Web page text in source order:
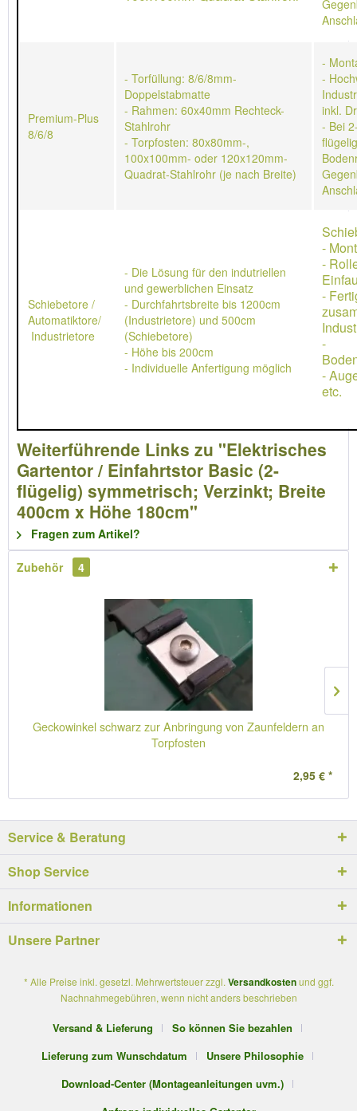
Premium-Plus
8/6/8
- Torfüllung: 8/6/8mm-
Doppelstabmatte
- Rahmen: 60x40mm Rechteck-
Stahlrohr
- Torpfosten: 80x80mm-,
100x100mm- oder 120x120mm-
Quadrat-Stahlrohr (je nach Breite)
-
-
inkl.
- Bei
Schiebetore /
Automatiktore/
Industrietore
- Die Lösung für den indutriellen
und gewerblichen Einsatz
- Durchfahrtsbreite bis 1200cm
(Industrietore) und 500cm
(Schiebetore)
- Höhe bis 200cm
- Individuelle Anfertigung möglich
-
-
-
-
-
etc.
Weiterführende Links zu "Elektrisches
Gartentor / Einfahrtstor Basic (2-
flügelig) symmetrisch; Verzinkt; Breite
400cm x Höhe 180cm"
Fragen zum Artikel?
Zubehör 4
Geckowinkel schwarz zur Anbringung von Zaunfeldern an
Torpfosten
2,95 € *
Service & Beratung
Shop Service
Informationen
Unsere Partner
* Alle Preise inkl. gesetzl. Mehrwertsteuer zzgl. Versandkostenund ggf.
Nachnahmegebühren, wenn nicht anders beschrieben
Versand & Lieferung
So können Sie bezahlen
Lieferung zum Wunschdatum
Unsere Philosophie
Download-Center (Montageanleitungen uvm.)